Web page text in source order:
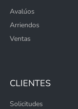
Avalúos
Arriendos
Ventas
CLIENTES
Solicitudes